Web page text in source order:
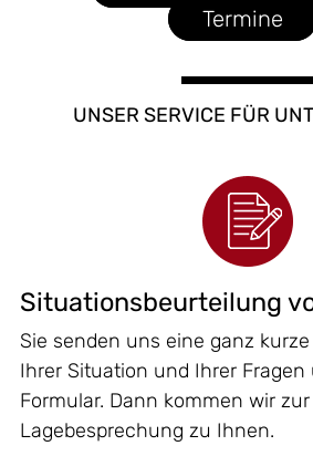
Termine
UNSER SERVICE FÜR
Situationsbeurteilung
Sie senden uns eine ganz
Ihrer Situation und Ihrer Fragen
Formular. Dann kommen wir zur
Lagebesprechung zu Ihnen.